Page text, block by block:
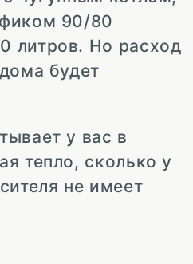
90/80
литров. Но расход
будет
у вас в
тепло, сколько у
не имеет